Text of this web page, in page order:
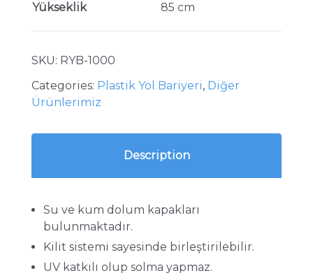
Yükseklik
85 cm
SKU: RYB-1000
Categories: Plastik Yol Bariyeri, Diğer
Ürünlerimiz
Description
Su ve kum dolum kapakları
bulunmaktadır.
Kilit sistemi sayesinde birleştirilebilir.
UV katkılı olup solma yapmaz.